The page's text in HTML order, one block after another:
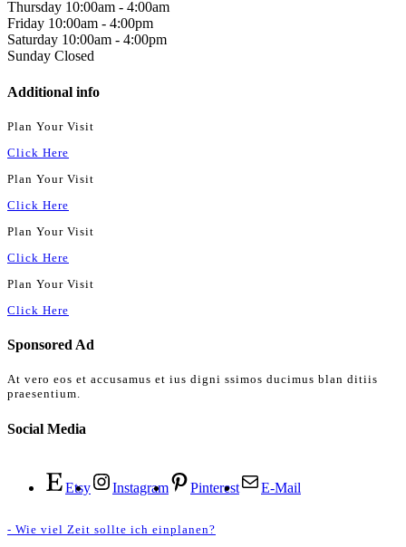
Thursday 10:00am - 4:00am
Friday 10:00am - 4:00pm
Saturday 10:00am - 4:00pm
Sunday Closed
Additional info
Plan Your Visit
Click Here
Plan Your Visit
Click Here
Plan Your Visit
Click Here
Plan Your Visit
Click Here
Sponsored Ad
At vero eos et accusamus et ius digni ssimos ducimus blan ditiis
praesentium.
Social Media
Etsy Instagram Pinterest E-Mail
- Wie viel Zeit sollte ich einplanen?